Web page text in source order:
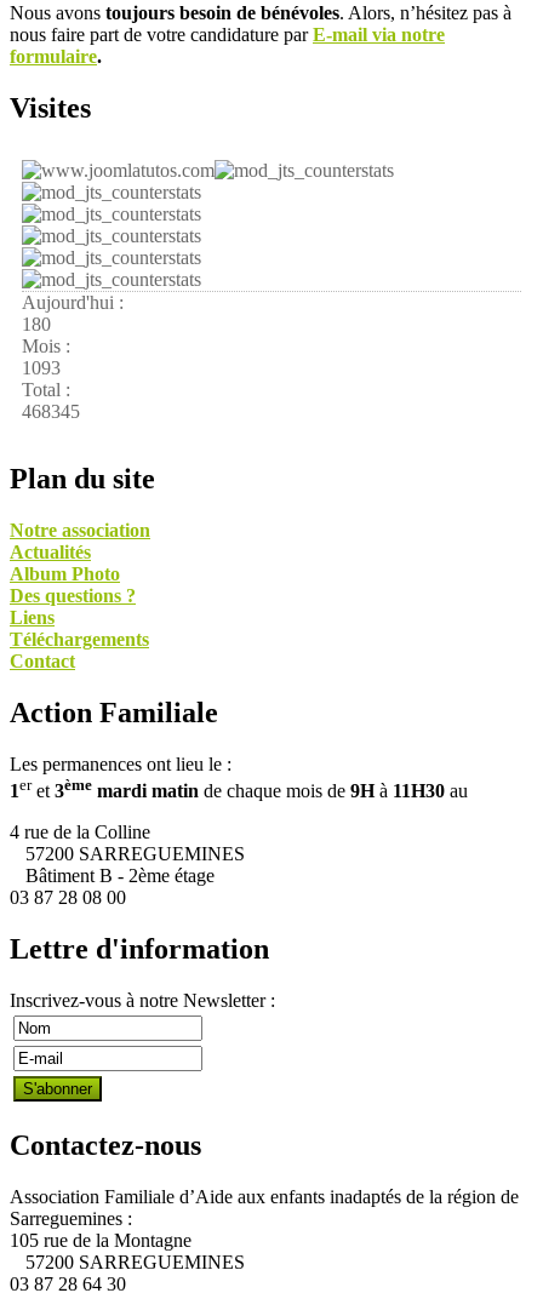
Nous avons toujours besoin de bénévoles. Alors, n’hésitez pas à
nous faire part de votre candidature parE-mail via notre
formulaire.
Visites
Aujourd'hui :
180
Mois :
1093
Total :
468345
Plan du site
Notre association
Actualités
Album Photo
Des questions ?
Liens
Téléchargements
Contact
Action Familiale
Les permanences ont lieu le :
1eret 3ème mardi matin de chaque mois de 9Hà 11H30 au
4 rue de la Colline
57200 SARREGUEMINES
Bâtiment B - 2ème étage
03 87 28 08 00
Lettre d'information
Inscrivez-vous à notre Newsletter :
Contactez-nous
Association Familiale d’Aide aux enfants inadaptés de la région de
Sarreguemines :
105 rue de la Montagne
57200 SARREGUEMINES
03 87 28 64 30